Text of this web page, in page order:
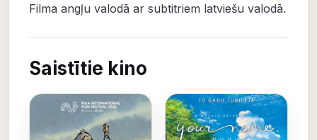
Filma angļu valodā ar subtitriem latviešu valodā.
Saistītie kino